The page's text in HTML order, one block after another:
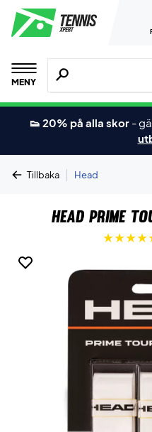
MENY
Sök efter
👟 20% på alla skor -
Tillbaka | Head
Head Prime